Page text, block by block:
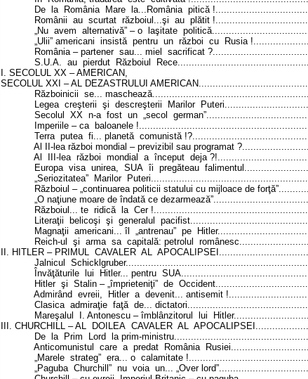
De
la România Mare la...România pitică !
Românii au scurtat războiul...şi au plătit !
„Nu avem alternativă” – o laşitate politică
„Ulii” americani insistă pentru un război cu Rusia !
România – partener sau... miel sacrificat ?
S.U.A. au pierdut Războiul Rece
I. SECOLUL XX – AMERICAN,
S ECOLUL XXI – AL DEZASTRULUI AMERICAN
Războinicii se... maschează
Legea creşterii şi descreşterii Marilor Puteri
Secolul XX n-a fost un „secol german”...
Imperiile – ca
baloanele !
Terra putea fi... planetă comunistă !?
Al II-lea război mondial – previzibil sau programat ?
Al
III-lea război mondial a început deja ?!
Europa visa unirea, SUA îi pregăteau falimentul...
„Seriozitatea” Marilor Puteri
Războiul – „continuarea politicii statului cu mijloace de forţă”
„O naţiune moare de îndată ce dezarmează”
Războiul... te ridică la Cer !
Literaţii
belicoşi şi generalul pacifist
Magnaţii americani... îl „antrenau” pe Hitler
Reich-ul
şi arma sa capitală: petrolul românesc...
II. HITLER – PRIMUL CAVALER AL APOCALIPSEI
Jalnicul
Schicklgruber
Învăţăturile
lui Hitler... pentru SUA
Hitler şi Stalin – „împrieteniţi” de Occident...
Admirând evreii, Hitler a devenit... antisemit !
Clasica admiraţie faţă de... dictatori
Mareşalul
I. Antonescu – îmblânzitorul lui Hitler
III. CHURCHILL – AL
DOILEA CAVALER AL APOCALIPSEI
De
la Prim Lord la prim-ministru
Anticomunistul
care a predat România Rusiei
„Marele strateg” era... o calamitate !
„Paguba Churchill” nu voia un... „Over lord”